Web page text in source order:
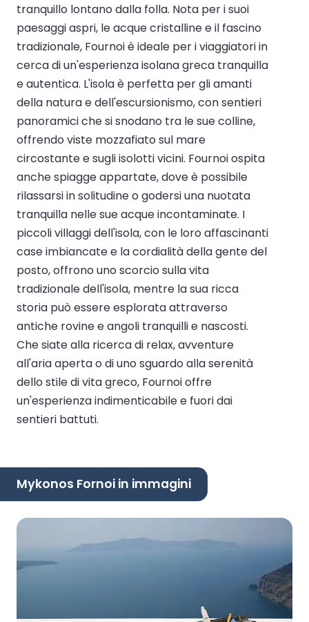
tranquillo lontano dalla folla. Nota per i suoi
paesaggi aspri, le acque cristalline e il fascino
tradizionale, Fournoi è ideale per i viaggiatori in
cerca di un'esperienza isolana greca tranquilla
e autentica. L'isola è perfetta per gli amanti
della natura e dell'escursionismo, con sentieri
panoramici che si snodano tra le sue colline,
offrendo viste mozzafiato sul mare
circostante e sugli isolotti vicini. Fournoi ospita
anche spiagge appartate, dove è possibile
rilassarsi in solitudine o godersi una nuotata
tranquilla nelle sue acque incontaminate. I
piccoli villaggi dell'isola, con le loro affascinanti
case imbiancate e la cordialità della gente del
posto, offrono uno scorcio sulla vita
tradizionale dell'isola, mentre la sua ricca
storia può essere esplorata attraverso
antiche rovine e angoli tranquilli e nascosti.
Che siate alla ricerca di relax, avventure
all'aria aperta o di uno sguardo alla serenità
dello stile di vita greco, Fournoi offre
un'esperienza indimenticabile e fuori dai
sentieri battuti.
Mykonos Fornoi in immagini